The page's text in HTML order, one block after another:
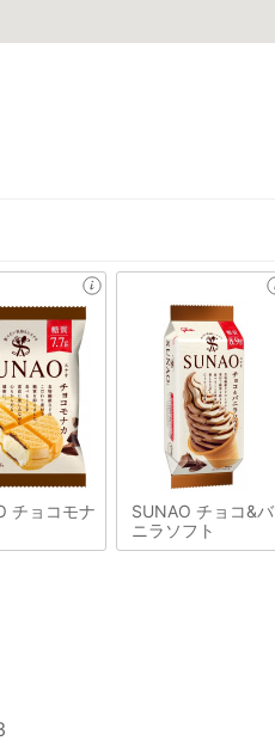
チョコモナ
SUNAO チョコ&バ
ニラソフト